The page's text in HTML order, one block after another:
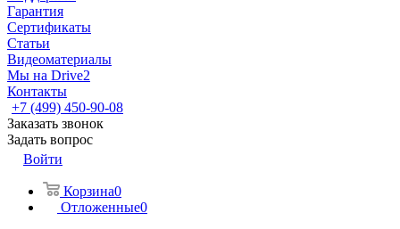
Гарантия
Сертификаты
Статьи
Видеоматериалы
Мы на Drive2
Контакты
+7 (499) 450-90-08
Заказать звонок
Задать вопрос
Войти
Корзина0
Отложенные0